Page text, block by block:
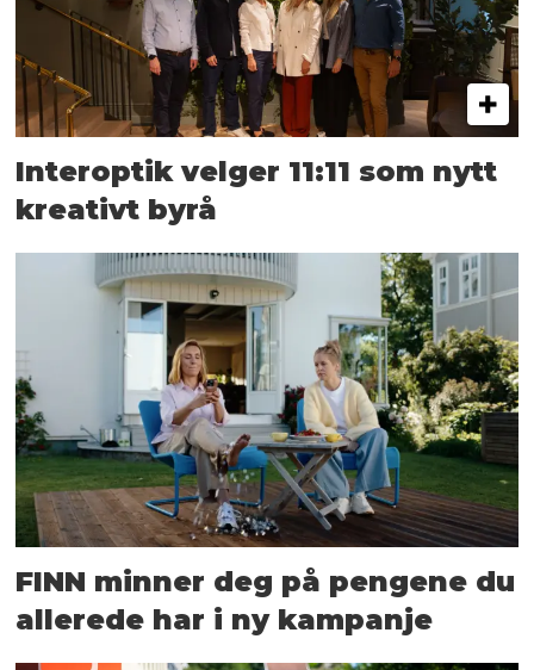
Interoptik velger 11:11 som nytt
kreativt byrå
FINN minner deg på pengene du
allerede har i ny kampanje